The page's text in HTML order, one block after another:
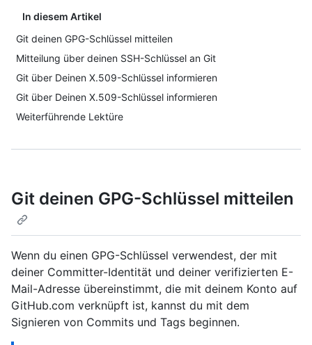
In diesem Artikel
Git deinen GPG-Schlüssel mitteilen
Mitteilung über deinen SSH-Schlüssel an Git
Git über Deinen X.509-Schlüssel informieren
Git über Deinen X.509-Schlüssel informieren
Weiterführende Lektüre
Git deinen GPG-Schlüssel mitteilen
Wenn du einen GPG-Schlüssel verwendest, der mit
deiner Committer-Identität und deiner verifizierten E-
Mail-Adresse übereinstimmt, die mit deinem Konto auf
GitHub.com verknüpft ist, kannst du mit dem
Signieren von Commits und Tags beginnen.